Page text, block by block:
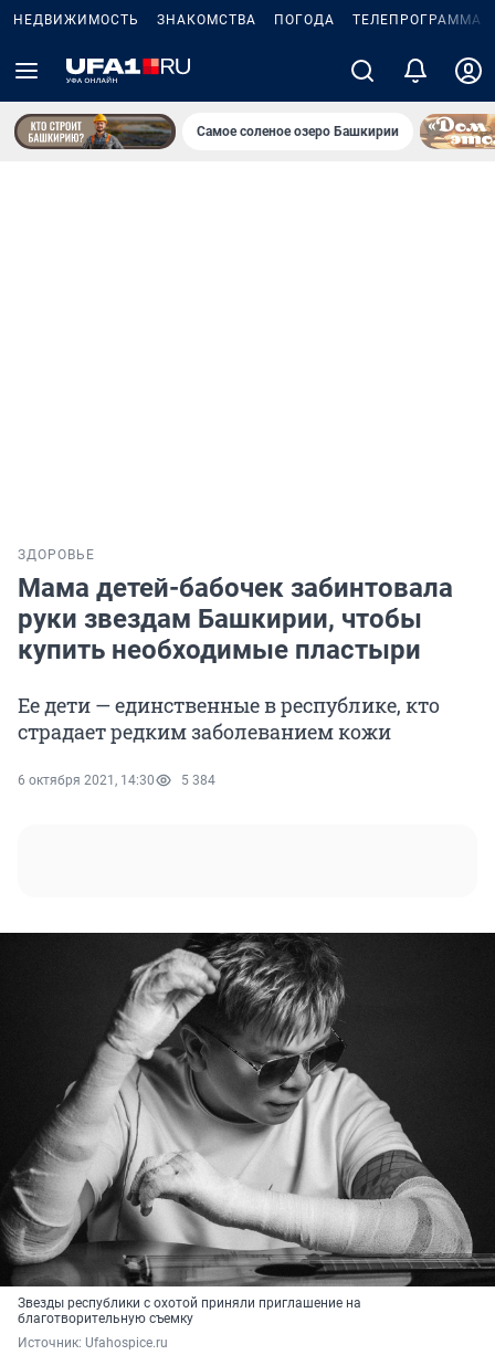
НЕДВИЖИМОСТЬ ЗНАКОМСТВА ПОГОДА ТЕЛЕПРОГРАММА
Самое соленое озеро Башкирии
ЗДОРОВЬЕ
Мама детей-бабочек забинтовала
руки звездам Башкирии, чтобы
купить необходимые пластыри
Ее дети — единственные в республике, кто
страдает редким заболеванием кожи
6 октября 2021, 14:30 5 384
Звезды республики с охотой приняли приглашение на
благотворительную съемку
Источник: Ufahospice.ru